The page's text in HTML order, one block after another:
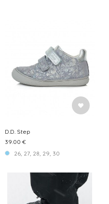
D.D. Step
39.00 €
26, 27, 28, 29, 30